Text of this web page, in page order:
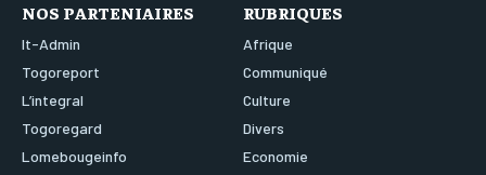
NOS PARTENIAIRES
It-Admin
Togoreport
L’integral
Togoregard
Lomebougeinfo
RUBRIQUES
Afrique
Communiqué
Culture
Divers
Economie